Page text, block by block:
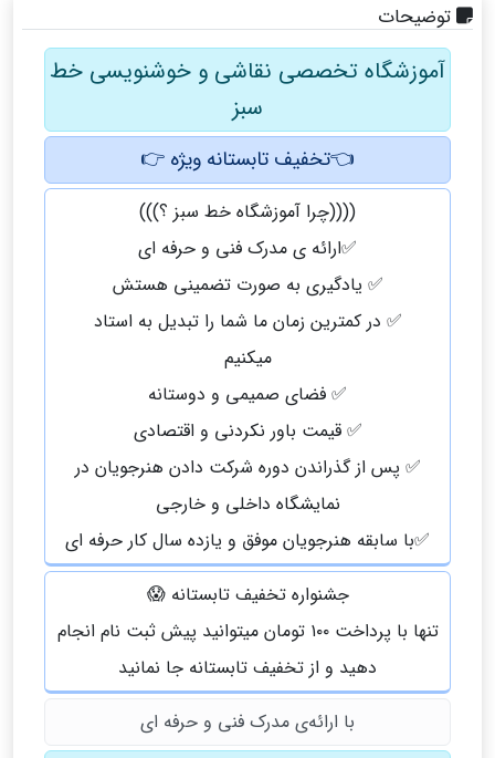
توضیحات
آموزشگاه تخصصی نقاشی و خوشنویسی خط
سبز
👈تخفیف تابستانه ویژه 👉
((((چرا آموزشگاه خط سبز ؟)))
✅ارائه ی مدرک فنی و حرفه ای
✅ یادگیری به صورت تضمینی هستش
✅ در کمترین زمان ما شما را تبدیل به استاد
میکنیم
✅ فضای صمیمی و دوستانه
✅ قیمت باور نکردنی و اقتصادی
✅ پس از گذراندن دوره شرکت دادن هنرجویان در
نمایشگاه داخلی و خارجی
✅با سابقه هنرجویان موفق و یازده سال کار حرفه ای
جشنواره تخفیف تابستانه 😱
تنها با پرداخت ۱۰۰ تومان میتوانید پیش ثبت نام انجام
دهید و از تخفیف تابستانه جا نمانید
با ارائه‌ی مدرک فنی و حرفه ای